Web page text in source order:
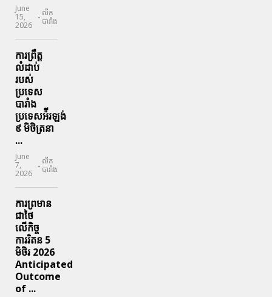
June
15,
2026
- លីក
បារាំង
ការព្រឹត្ត
លំដាប់
របស់
ប្រទេស
បារាំង
ប្រទេសអ៉ីរឡង់
៩ មិថិត្រនា
...
June
7,
2026
- លីក
បារាំង
ការព្រមាន
ជាថៃ
លើកិច្ច
ការរិតន 5
មិថិរ 2026
Anticipated
Outcome
of ...